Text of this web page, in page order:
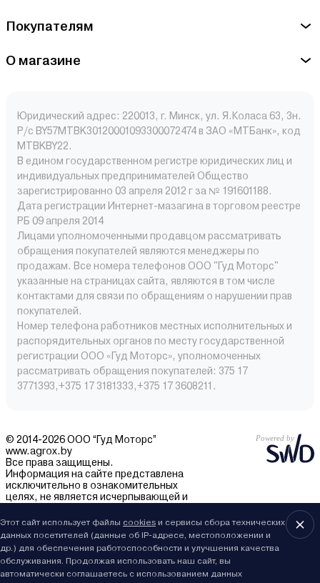
Этот сайт использует файлы cookies и сервисы сбора технических
данных посетителей (данные об IP-адресе, местоположении и
др.) для обеспечения работоспособности и улучшения качества
обслуживания. Продолжая использовать наш сайт, вы
автоматически соглашаетесь с использованием данных
Покупателям
О магазине
Юридический адрес: 220013, г. Минск, ул. Я.Коласа 63, 3н.
Р/с BY57MTBK30120001093300072474 в ЗАО «МТБанк», код
MTBKBY22.
В едином государственном регистре юридических лиц и
индивидуальных предпринимателей Общество
зарегистрированно 03 апреля 2012 г за № 191601188.
Дата регистрации Интернет-мазагина в торговом реестре
РБ 09 апреля 2014
Лицами уполномоченными продавцом рассматривать
обращения покупателей являются менеджеры по
продажам. Все номера телефонов ООО "Гуд Моторс"
указанные на страницах сайта, являются в том числе
контактами для связи по обращениям о нарушении прав
покупателей.
Номер телефона работников местных исполнительных и
распорядительных органов по месту государственной
регистрации ООО «Гуд Моторс», уполномоченных
рассматривать обращения покупателей: 375 17
3771393,+375 17 3181333,+375 17 3608211.
© 2014-2026 ООО “Гуд Моторс”
www.agrox.by
Все права защищены.
Информация на сайте представлена
исключительно в ознакомительных
целях, не является исчерпывающей и
Внешний вид товаров может отличаться.
За подробностями обращайтесь в отдел
продаж.